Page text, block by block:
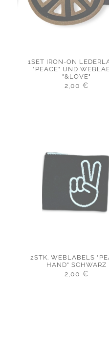
1SET IRON-ON
"PEACE" UND
"&LOVE"
2,00 €
2STK. WEBLABELS
HAND" SCHWARZ
2,00 €